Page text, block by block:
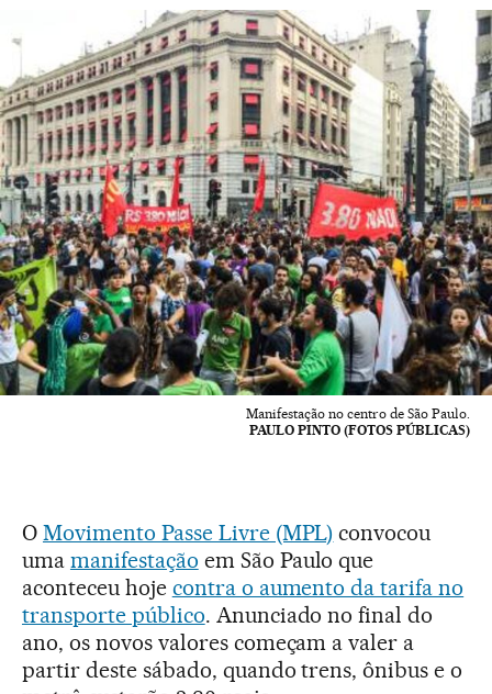
Manifestação no centro de São Paulo.
PAULO PINTO (FOTOS PÚBLICAS)
O Movimento Passe Livre (MPL) convocou
uma manifestação em São Paulo que
aconteceu hoje contra o aumento da tarifa no
transporte público. Anunciado no final do
ano, os novos valores começam a valer a
partir deste sábado, quando trens, ônibus e o